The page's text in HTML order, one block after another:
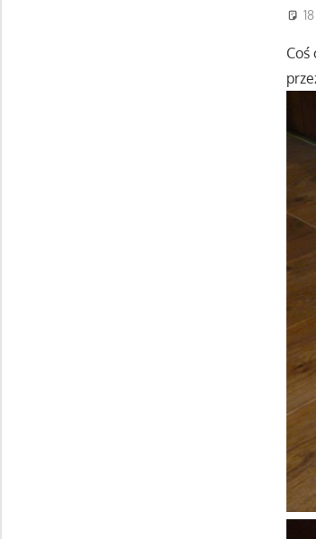
Coś